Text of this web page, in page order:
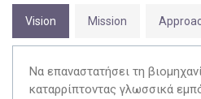
Vision Mission
Να επαναστατήσει τη
καταρρίπτοντας γλωσσικά